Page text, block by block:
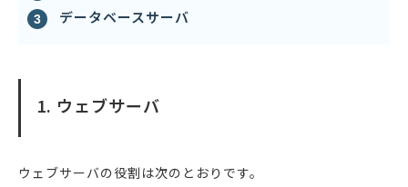
データベースサーバ
1. ウェブサーバ
ウェブサーバの役割は次のとおりです。